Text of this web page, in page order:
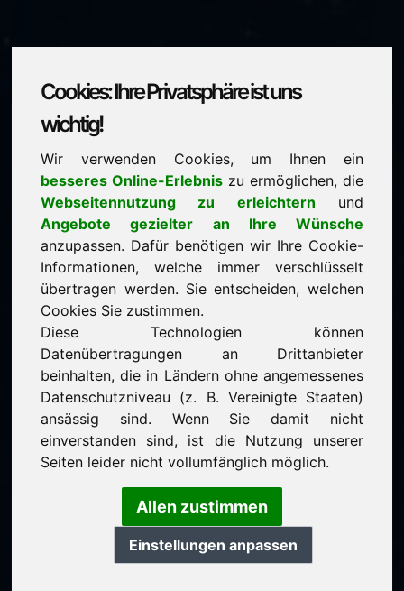
Cookies: Ihre Privatsphäre ist uns
wichtig!
Wir verwenden Cookies, um Ihnen ein
besseres Online-Erlebnis zu ermöglichen, die
Webseitennutzung zu erleichtern und
Angebote gezielter an Ihre Wünsche
anzupassen. Dafür benötigen wir Ihre Cookie-
Informationen, welche immer verschlüsselt
übertragen werden. Sie entscheiden, welchen
Cookies Sie zustimmen.
Diese Technologien können
Datenübertragungen an Drittanbieter
beinhalten, die in Ländern ohne angemessenes
Datenschutzniveau (z. B. Vereinigte Staaten)
ansässig sind. Wenn Sie damit nicht
einverstanden sind, ist die Nutzung unserer
Seiten leider nicht vollumfänglich möglich.
Allen zustimmen
Einstellungen anpassen
steht zum Verkauf
Preis: 1.500,00 Euro(exkl. MwSt.)
NEU
Noch mehr attraktive Domains auf Find-Your-
Domain.eu
garantierter Bestpreis durch Direkterwerb
serviceorientierte Kaufabwicklung
persönlicher Ansprechpartner